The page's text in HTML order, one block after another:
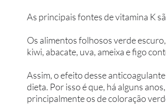
As principais fontes de vitamina K
Os alimentos folhosos verde
kiwi, abacate, uva, ameixa e figo
Assim, o efeito desse
dieta. Por isso é que, há alguns
principalmente os de coloração